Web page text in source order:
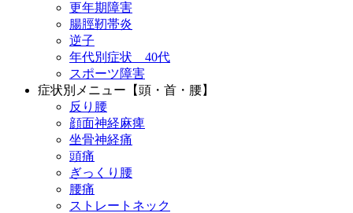
更年期障害
腸脛靭帯炎
逆子
年代別症状 40代
スポーツ障害
症状別メニュー【頭・首・腰】
反り腰
顔面神経麻痺
坐骨神経痛
頭痛
ぎっくり腰
腰痛
ストレートネック